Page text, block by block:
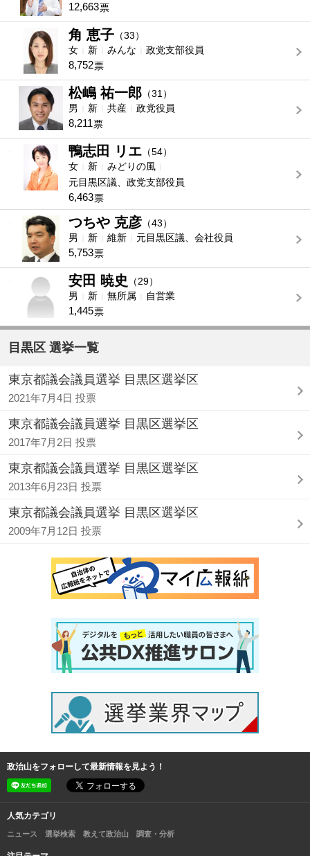
12,663票
角 恵子 （33）
女
新 みんな 政党支部役員
8,752票
松嶋 祐一郎 （31）
男
新 共産 政党役員
8,211票
鴨志田 リエ （54）
女
新
みどりの風
元目黒区議、政党支部役員
6,463票
つちや 克彦 （43）
男
新 維新 元目黒区議、会社役員
5,753票
安田 暁史
（29）
男
新 無所属 自営業
1,445票
目黒区 選挙一覧
東京都議会議員選挙 目黒区選挙区
2021年7月4日 投票
東京都議会議員選挙 目黒区選挙区
2017年7月2日 投票
東京都議会議員選挙 目黒区選挙区
2013年6月23日 投票
東京都議会議員選挙 目黒区選挙区
2009年7月12日 投票
政治山をフォローして最新情報を見よう！
人気カテゴリ
ニュース 選挙検索 教えて政治山 調査・分析